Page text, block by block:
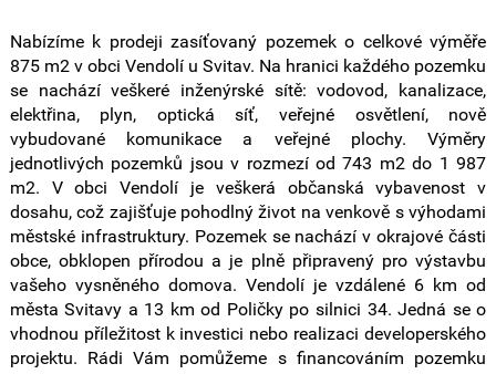
Nabízíme k prodeji zasíťovaný pozemek o celkové výměře
875 m2 v obci Vendolí u Svitav. Na hranici každého pozemku
se nachází veškeré inženýrské sítě: vodovod, kanalizace,
elektřina, plyn, optická síť, veřejné osvětlení, nově
vybudované komunikace a veřejné plochy. Výměry
jednotlivých pozemků jsou v rozmezí od 743 m2 do 1 987
m2. V obci Vendolí je veškerá občanská vybavenost v
dosahu, což zajišťuje pohodlný život na venkově s výhodami
městské infrastruktury. Pozemek se nachází v okrajové části
obce, obklopen přírodou a je plně připravený pro výstavbu
vašeho vysněného domova. Vendolí je vzdálené 6 km od
města Svitavy a 13 km od Poličky po silnici 34. Jedná se o
vhodnou příležitost k investici nebo realizaci developerského
projektu. Rádi Vám pomůžeme s financováním pozemku